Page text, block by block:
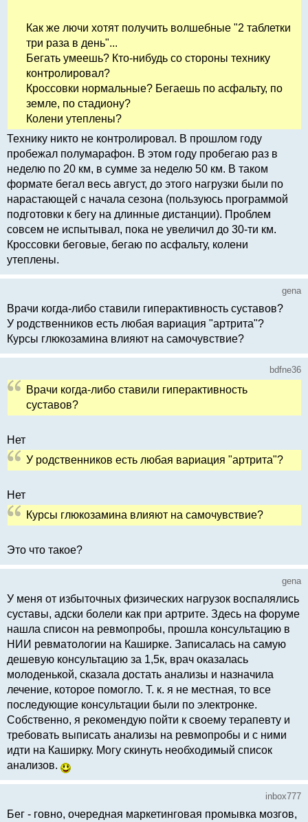
Как же лючи хотят получить волшебные "2 таблетки
три раза в день"...
Бегать умеешь? Кто-нибудь со стороны технику
контролировал?
Кроссовки нормальные? Бегаешь по асфальту, по
земле, по стадиону?
Колени утеплены?
Технику никто не контролировал. В прошлом году
пробежал полумарафон. В этом году пробегаю раз в
неделю по 20 км, в сумме за неделю 50 км. В таком
формате бегал весь август, до этого нагрузки были по
нарастающей с начала сезона (пользуюсь программой
подготовки к бегу на длинные дистанции). Проблем
совсем не испытывал, пока не увеличил до 30-ти км.
Кроссовки беговые, бегаю по асфальту, колени
утеплены.
gena
Врачи когда-либо ставили гиперактивность суставов?
У родственников есть любая вариация "артрита"?
Курсы глюкозамина влияют на самочувствие?
bdfne36
Врачи когда-либо ставили гиперактивность
суставов?
Нет
У родственников есть любая вариация "артрита"?
Нет
Курсы глюкозамина влияют на самочувствие?
Это что такое?
gena
У меня от избыточных физических нагрузок воспалялись
суставы, адски болели как при артрите. Здесь на форуме
нашла списон на ревмопробы, прошла консультацию в
НИИ ревматологии на Каширке. Записалась на самую
дешевую консультацию за 1,5к, врач оказалась
молоденькой, сказала достать анализы и назначила
лечение, которое помогло. Т. к. я не местная, то все
последующие консультации были по электронке.
Собственно, я рекомендую пойти к своему терапевту и
требовать выписать анализы на ревмопробы и с ними
идти на Каширку. Могу скинуть необходимый список
анализов.
inbox777
Бег - говно, очередная маркетинговая промывка мозгов,